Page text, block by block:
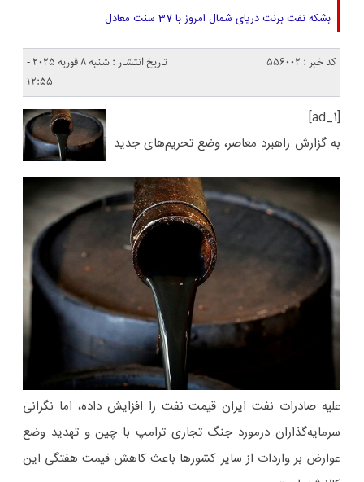
بشکه نفت برنت دریای شمال امروز با 37 سنت معادل
کد خبر : 556002
تاریخ انتشار : شنبه 8 فوریه 2025 -
12:55
[ad_1]
به گزارش راهبرد معاصر، وضع تحریم‌های جدید
علیه صادرات نفت ایران قیمت نفت را افزایش داده، اما نگرانی
سرمایه‌گذاران درمورد جنگ تجاری ترامپ با چین و تهدید وضع
عوارض بر واردات از سایر کشورها باعث کاهش قیمت هفتگی این